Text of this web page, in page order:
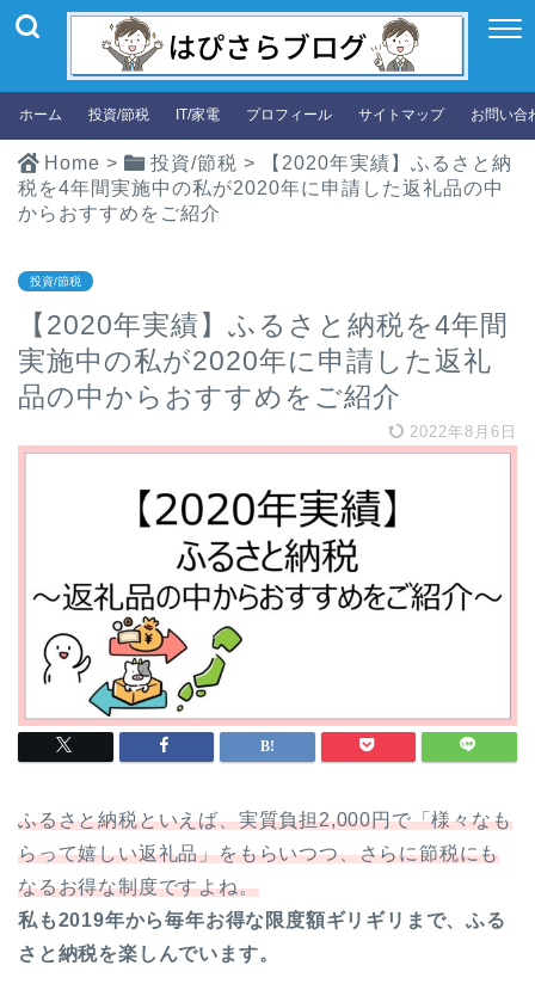
ホーム 投資/節税 IT/家電 プロフィール サイトマップ お問い合
Home > 投資/節税 >
【2020年実績】ふるさと納
税を4年間実施中の私が2020年に申請した返礼品の中
からおすすめをご紹介
投資/節税
【2020年実績】ふるさと納税を4年間
実施中の私が2020年に申請した返礼
品の中からおすすめをご紹介
2022年8月6日
ふるさと納税といえば、実質負担2,000円で「様々なも
らって嬉しい返礼品」をもらいつつ、さらに節税にも
なるお得な制度ですよね。
私も2019年から毎年お得な限度額ギリギリまで、ふる
さと納税を楽しんでいます。